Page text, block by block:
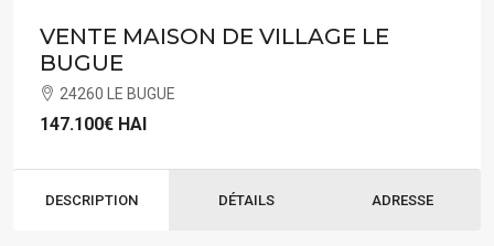
VENTE MAISON DE VILLAGE LE
BUGUE
24260 LE BUGUE
147.100€ HAI
DESCRIPTION DÉTAILS ADRESSE